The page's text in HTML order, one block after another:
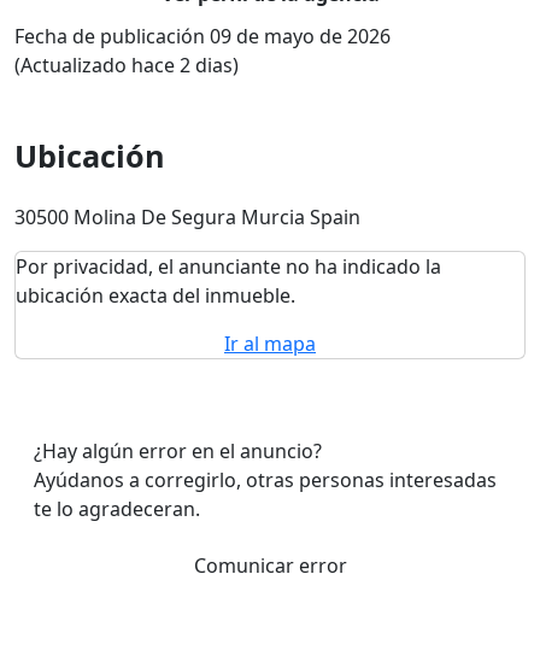
Fecha de publicación 09 de mayo de 2026
(Actualizado hace 2 dias)
Ubicación
30500 Molina De Segura Murcia Spain
Por privacidad, el anunciante no ha indicado la
ubicación exacta del inmueble.
Ir al mapa
¿Hay algún error en el anuncio?
Ayúdanos a corregirlo, otras personas interesadas
te lo agradeceran.
Comunicar error